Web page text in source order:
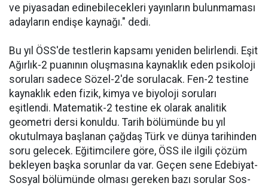
ve piyasadan edinebilecekleri yayınların bulunmaması
adayların endişe kaynağı." dedi.
Bu yıl ÖSS'de testlerin kapsamı yeniden belirlendi. Eşit
Ağırlık-2 puanının oluşmasına kaynaklık eden psikoloji
soruları sadece Sözel-2'de sorulacak. Fen-2 testine
kaynaklık eden fizik, kimya ve biyoloji soruları
eşitlendi. Matematik-2 testine ek olarak analitik
geometri dersi konuldu. Tarih bölümünde bu yıl
okutulmaya başlanan çağdaş Türk ve dünya tarihinden
soru gelecek. Eğitimcilere göre, ÖSS ile ilgili çözüm
bekleyen başka sorunlar da var. Geçen sene Edebiyat-
Sosyal bölümünde olması gereken bazı sorular Sos-